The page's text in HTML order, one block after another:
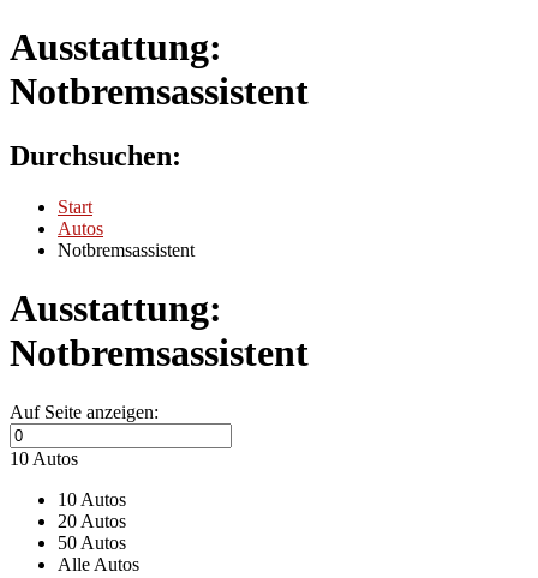
Ausstattung:
Notbremsassistent
Durchsuchen:
Start
Autos
Notbremsassistent
Ausstattung:
Notbremsassistent
Auf Seite anzeigen:
10 Autos
10 Autos
20 Autos
50 Autos
Alle Autos